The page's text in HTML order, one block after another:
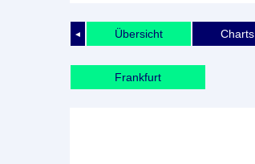
◄ Übersicht Charts
Frankfurt